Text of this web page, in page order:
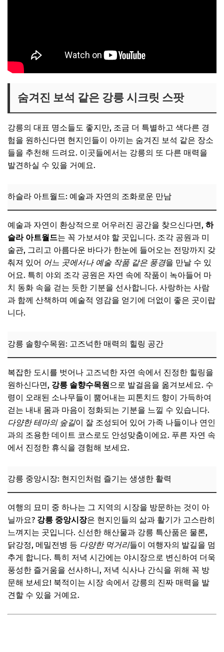
숨겨진 보석 같은 강릉 시크릿 스팟
강릉의 대표 명소들도 좋지만, 조금 더 특별하고 색다른 경
험을 원하신다면 현지인들이 아끼는 숨겨진 보석 같은 장소
들을 추천해 드려요. 이곳들에서는 강릉의 또 다른 매력을
발견하실 수 있을 거예요.
하슬라 아트월드: 예술과 자연의 조화로운 만남
예술과 자연이 환상적으로 어우러진 공간을 찾으신다면, 하
슬라 아트월드는 꼭 가보셔야 할 곳입니다. 조각 공원과 미
술관, 그리고 아름다운 바다가 한눈에 들어오는 전망까지 갖
춰져 있어 어느 곳에서나 예술 작품 같은 풍경을 만날 수 있
어요. 특히 야외 조각 공원은 자연 속에 작품이 녹아들어 마
치 동화 속을 걷는 듯한 기분을 선사합니다. 사랑하는 사람
과 함께 산책하며 예술적 영감을 얻기에 더없이 좋은 곳이랍
니다.
강릉 솔향수목원: 고즈넉한 매력의 힐링 공간
복잡한 도시를 벗어나 고즈넉한 자연 속에서 진정한 힐링을
원하신다면, 강릉 솔향수목원으로 발걸음을 옮겨보세요. 수
령이 오래된 소나무들이 뿜어내는 피톤치드 향이 가득하여
걷는 내내 몸과 마음이 정화되는 기분을 느낄 수 있습니다.
다양한 테마의 숲길이 잘 조성되어 있어 가족 나들이나 연인
과의 조용한 데이트 코스로도 안성맞춤이에요. 푸른 자연 속
에서 진정한 휴식을 경험해 보세요.
강릉 중앙시장: 현지인처럼 즐기는 생생한 활력
여행의 묘미 중 하나는 그 지역의 시장을 방문하는 것이 아
닐까요? 강릉 중앙시장은 현지인들의 삶과 활기가 고스란히
느껴지는 곳입니다. 신선한 해산물과 강릉 특산품은 물론,
닭강정, 메밀전병 등 다양한 먹거리들이 여행자의 발길을 멈
추게 합니다. 특히 저녁 시간에는 야시장으로 변신하여 더욱
풍성한 즐거움을 선사하니, 저녁 식사나 간식을 위해 꼭 방
문해 보세요! 북적이는 시장 속에서 강릉의 진짜 매력을 발
견할 수 있을 거예요.